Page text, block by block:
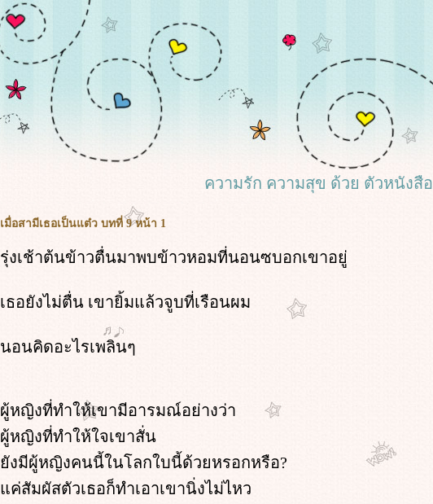
ความรัก ความสุข ด้วย ตัวหนังสือ
เมื่อสามีเธอเป็นแต๋ว บทที่ 9 หน้า 1
รุ่งเช้าต้นข้าวตื่นมาพบข้าวหอมที่นอนซบอกเขาอยู่
เธอยังไม่ตื่น เขายิ้มแล้วจูบที่เรือนผม
นอนคิดอะไรเพลินๆ
ผู้หญิงที่ทำให้เขามีอารมณ์อย่างว่า
ผู้หญิงที่ทำให้ใจเขาสั่น
ังมีผู้หญิงคนนี้ในโลกใบนี้ด้วยหรอกหรือ?
ค่สัมผัสตัวเธอก็ทำเอาเขานิ่งไม่ไหว